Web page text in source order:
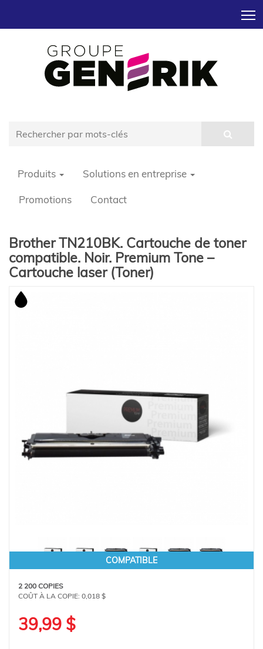
Produits Solutions en entreprise
Promotions Contact
Brother TN210BK. Cartouche de toner
compatible. Noir. Premium Tone –
Cartouche laser (Toner)
COMPATIBLE
2 200 COPIES
COÛT À LA COPIE: 0,018 $
39,99 $